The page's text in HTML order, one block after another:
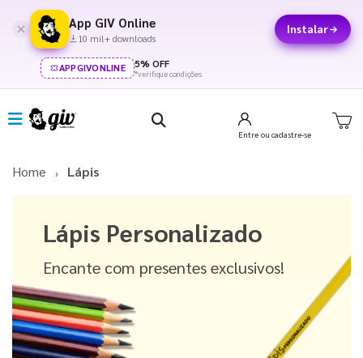
App GIV Online
10 mil+ downloads
Instalar
APPGIVONLINE 5% OFF
*verifique condições
Entre ou cadastre-se
Home Lápis
Lápis Personalizado
Encante com presentes exclusivos!